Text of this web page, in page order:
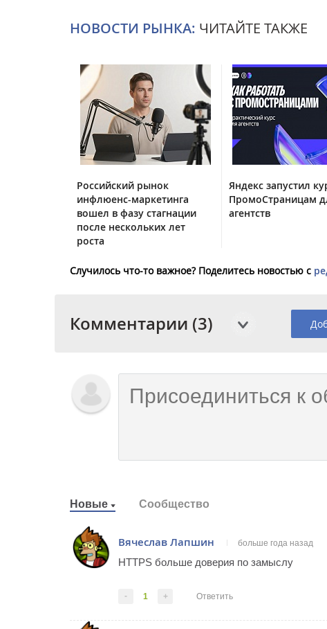
НОВОСТИ РЫНКА: ЧИТАЙТЕ ТАКЖЕ
Российский рынок
инфлюенс-маркетинга
вошел в фазу стагнации
после нескольких лет
роста
Яндекс запустил
ПромоСтраницам
агентств
Случилось что-то важное? Поделитесь новостью с
Комментарии (3)
Новые Сообщество
Вячеслав Лапшин больше года назад
HTTPS больше доверия по замыслу
- 1 + Ответить